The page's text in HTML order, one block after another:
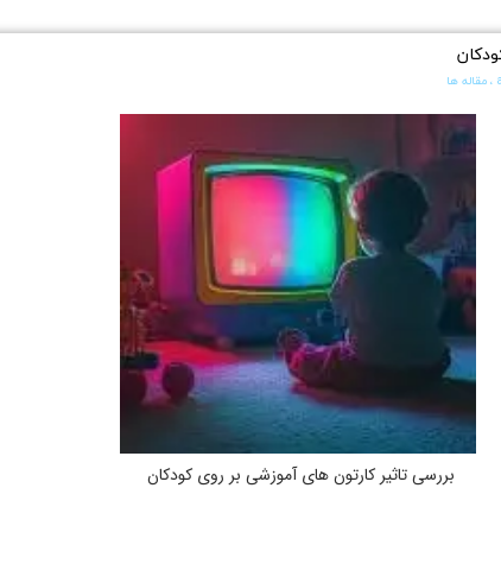
،مقاله ها
بررسی تاثیر کارتون های آموزشی بر روی کودکان